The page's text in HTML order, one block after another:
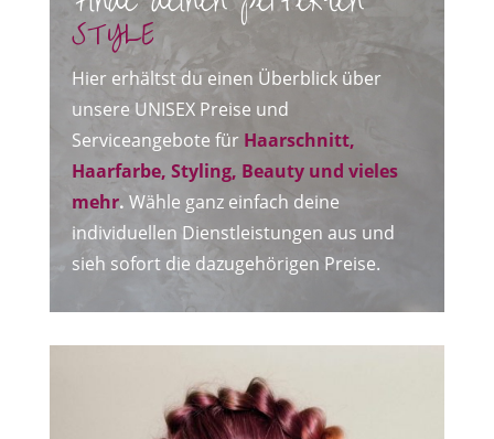
STYLE
Hier erhältst du einen Überblick über
unsere UNISEX Preise und
Serviceangebote für Haarschnitt,
Haarfarbe, Styling, Beauty und vieles
mehr. Wähle ganz einfach deine
individuellen Dienstleistungen aus und
sieh sofort die dazugehörigen Preise.